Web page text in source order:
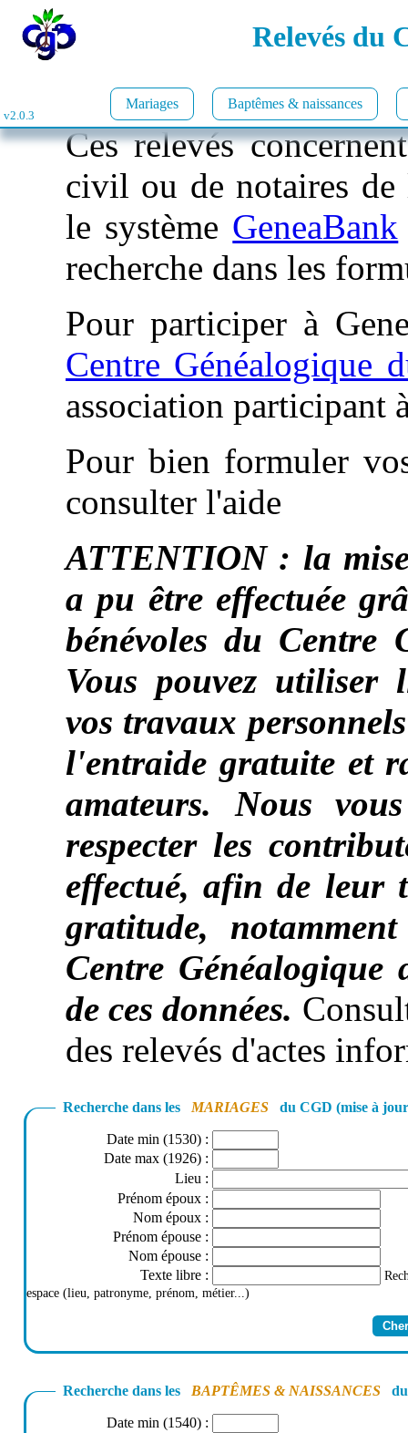
Relevés du
Mariages Baptêmes & naissances
v2.0.3
Ces relevés
civil ou de notaires de
le système GeneaBank
recherche dans les
Pour participer à
Centre Généalogique
association participant
Pour bien formuler
consulter l'aide
ATTENTION : la
a pu être effectuée
bénévoles du Centre
Vous pouvez utiliser
vos travaux
l'entraide gratuite et
amateurs. Nous
respecter les
effectué, afin de leur
gratitude,
Centre Généalogique
de ces données.
des relevés d'actes
Recherche dans les MARIAGES du CGD (mise à
Date min (1530) :
Date max (1926) :
Lieu :
Prénom époux :
Nom époux :
Prénom épouse :
Nom épouse :
Texte libre :
espace (lieu, patronyme, prénom, métier...)
Recherche dans les BAPTÊMES & NAISSANCES
Date min (1540) :